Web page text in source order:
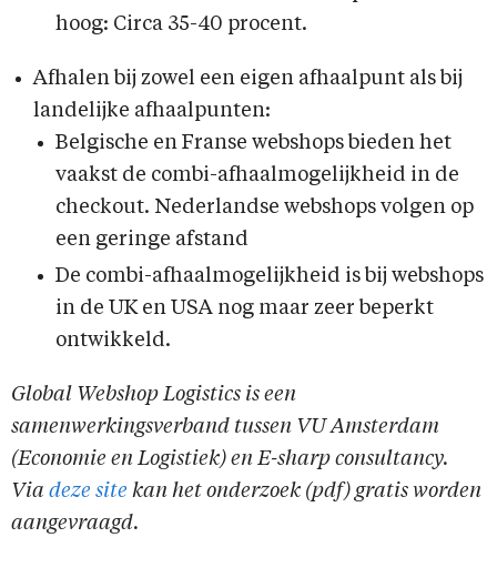
hoog: Circa 35-40 procent.
Afhalen bij zowel een eigen afhaalpunt als bij
landelijke afhaalpunten:
Belgische en Franse webshops bieden het
vaakst de combi-afhaalmogelijkheid in de
checkout. Nederlandse webshops volgen op
een geringe afstand
De combi-afhaalmogelijkheid is bij webshops
in de UK en USA nog maar zeer beperkt
ontwikkeld.
Global Webshop Logistics is een
samenwerkingsverband tussen VU Amsterdam
(Economie en Logistiek) en E-sharp consultancy.
Via deze site kan het onderzoek (pdf) gratis worden
aangevraagd.